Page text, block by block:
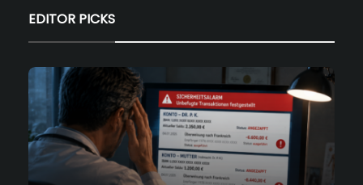
EDITOR PICKS